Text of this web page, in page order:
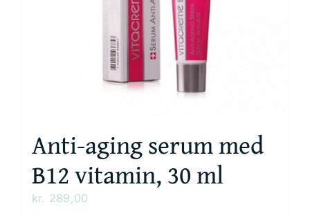
Anti-aging serum med
B12 vitamin, 30 ml
kr. 289,00